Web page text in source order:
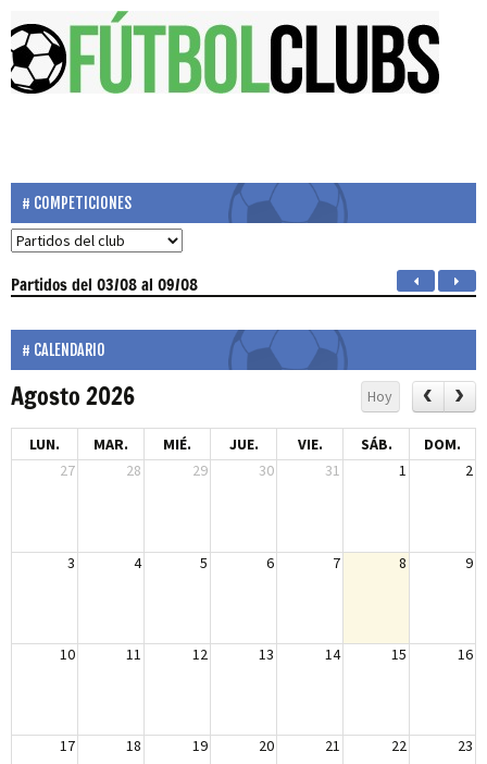
COMPETICIONES
Partidosdel 03/08 al 09/08
CALENDARIO
Agosto 2026 Hoy
LUN. MAR. MIÉ. JUE. VIE. SÁB.
DOM.
27
28 29 30 31 1 2
3 4 5 6 7 8 9
10 11 12 13 14 15 16
17 18 19 20 21 22 23